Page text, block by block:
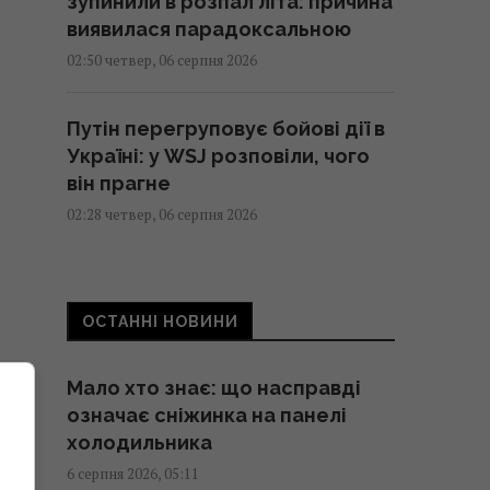
виявилася парадоксальною
02:50 четвер, 06 серпня 2026
Путін перегруповує бойові дії в
Україні: у WSJ розповіли, чого
він прагне
02:28 четвер, 06 серпня 2026
недорогий будинок в Італії, але
незабаром виявився головний
01:58 четвер, 06 серпня 2026
Експерт оцінив можливсті
ОСТАННІ НОВИНИ
Мало хто знає: що насправді
означає сніжинка на панелі
холодильника
6 серпня 2026, 05:11